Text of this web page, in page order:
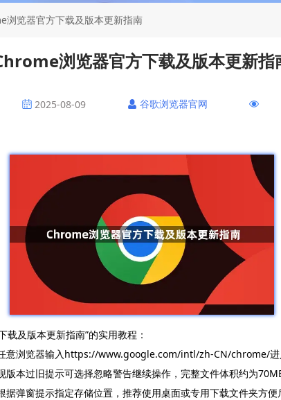
浏览器官方下载及版本更新指南
浏览器官方下载及版本更新指
2025-08-09 谷歌浏览器官网
及版本更新指南”的实用教程：
意浏览器输入https://www.google.com/intl/zh-CN/chrome/进
本过旧提示可选择忽略警告继续操作，完整文件体积约为
据弹窗提示指定存储位置，推荐使用桌面或专用下载文件夹方